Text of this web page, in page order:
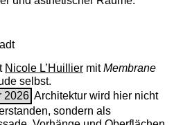
Nicole L’Huilliermit ­Membrane
selbst.
2026 Architektur wird hier nicht
sondern als